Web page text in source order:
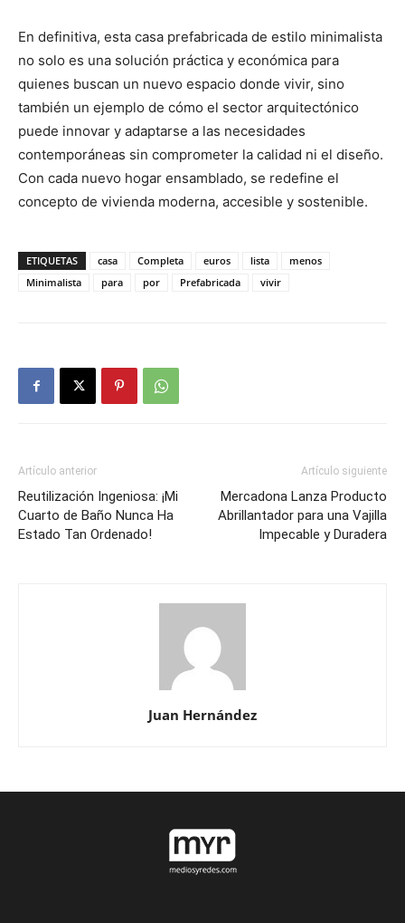
En definitiva, esta casa prefabricada de estilo minimalista
no solo es una solución práctica y económica para
quienes buscan un nuevo espacio donde vivir, sino
también un ejemplo de cómo el sector arquitectónico
puede innovar y adaptarse a las necesidades
contemporáneas sin comprometer la calidad ni el diseño.
Con cada nuevo hogar ensamblado, se redefine el
concepto de vivienda moderna, accesible y sostenible.
ETIQUETAS casa Completa euros lista
menos
Minimalista
para por Prefabricada vivir
Artículo anterior
Reutilización Ingeniosa: ¡Mi
Cuarto de Baño Nunca Ha
Estado Tan Ordenado!
Artículo siguiente
Mercadona Lanza Producto
Abrillantador para una Vajilla
Impecable y Duradera
Juan Hernández